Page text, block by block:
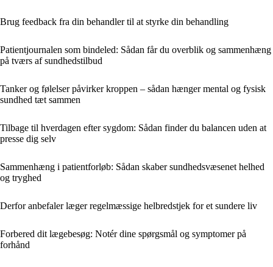
Brug feedback fra din behandler til at styrke din behandling
Patientjournalen som bindeled: Sådan får du overblik og sammenhæng
på tværs af sundhedstilbud
Tanker og følelser påvirker kroppen – sådan hænger mental og fysisk
sundhed tæt sammen
Tilbage til hverdagen efter sygdom: Sådan finder du balancen uden at
presse dig selv
Sammenhæng i patientforløb: Sådan skaber sundhedsvæsenet helhed
og tryghed
Derfor anbefaler læger regelmæssige helbredstjek for et sundere liv
Forbered dit lægebesøg: Notér dine spørgsmål og symptomer på
forhånd